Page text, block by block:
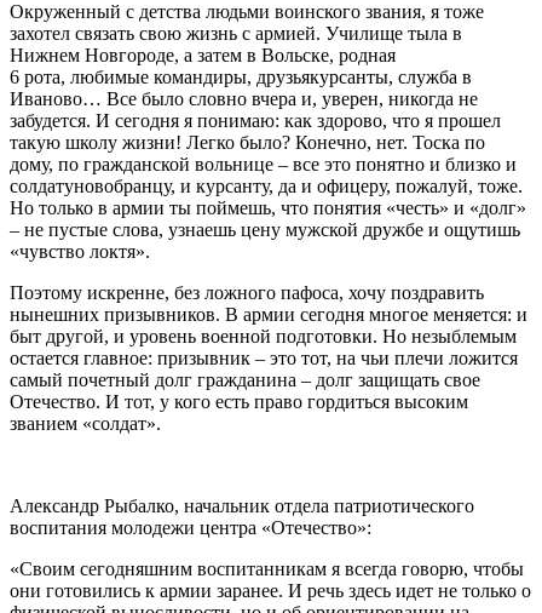
Окруженный с детства людьми воинского звания, я тоже
захотел связать свою жизнь с армией. Училище тыла в
Нижнем Новгороде, а затем в Вольске, родная
6 рота, любимые командиры, друзья­курсанты, служба в
Иваново… Все было словно вчера и, уверен, никогда не
забудется. И сегодня я понимаю: как здорово, что я прошел
такую школу жизни! Легко было? Конечно, нет. Тоска по
дому, по гражданской вольнице – все это понятно и близко и
солдату­новобранцу, и курсанту, да и офицеру, пожалуй, тоже.
Но только в армии ты поймешь, что понятия «честь» и «долг»
– не пустые слова, узнаешь цену мужской дружбе и ощутишь
«чувство локтя».
Поэтому искренне, без ложного пафоса, хочу поздравить
нынешних призывников. В армии сегодня многое меняется: и
быт другой, и уровень военной подготовки. Но незыблемым
остается главное: призывник – это тот, на чьи плечи ложится
самый почетный долг гражданина – долг защищать свое
Отечество. И тот, у кого есть право гордиться высоким
званием «солдат».
Александр Рыбалко, начальник отдела патриотического
воспитания молодежи центра «Отечество»:
«Своим сегодняшним воспитанникам я всегда говорю, чтобы
они готовились к армии заранее. И речь здесь идет не только о